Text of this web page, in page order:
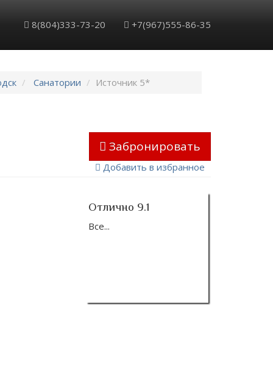
8(804)333-73-20 +7(967)555-86-35
Санатории Источник 5*
Забронировать
Добавить в избранное
Отлично 9.1
Все